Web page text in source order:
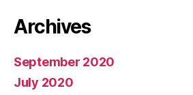
Archives
September 2020
July 2020